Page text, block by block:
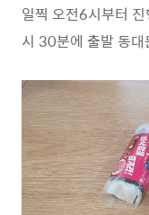
일찍 오전6시부터
시 30분에 출발 동대